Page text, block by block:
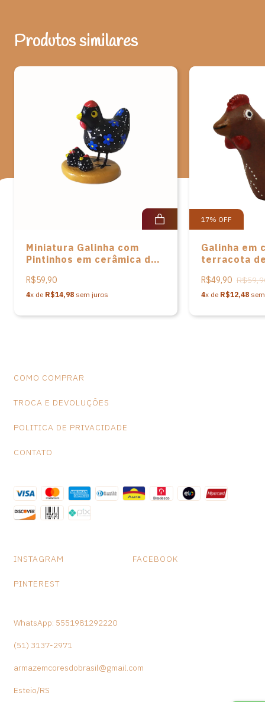
Produtos similares
Miniatura Galinha com
Pintinhos em cerâmica de
R$59,90
4x de R$14,98 sem juros
17% OFF
Galinha em
terracota
R$49,90
4x de R$12,48
COMO COMPRAR
TROCA E DEVOLUÇÕES
POLITICA DE PRIVACIDADE
CONTATO
INSTAGRAM FACEBOOK
PINTEREST
WhatsApp: 5551981292220
(51) 3137-2971
armazemcoresdobrasil@gmail.com
Esteio/RS